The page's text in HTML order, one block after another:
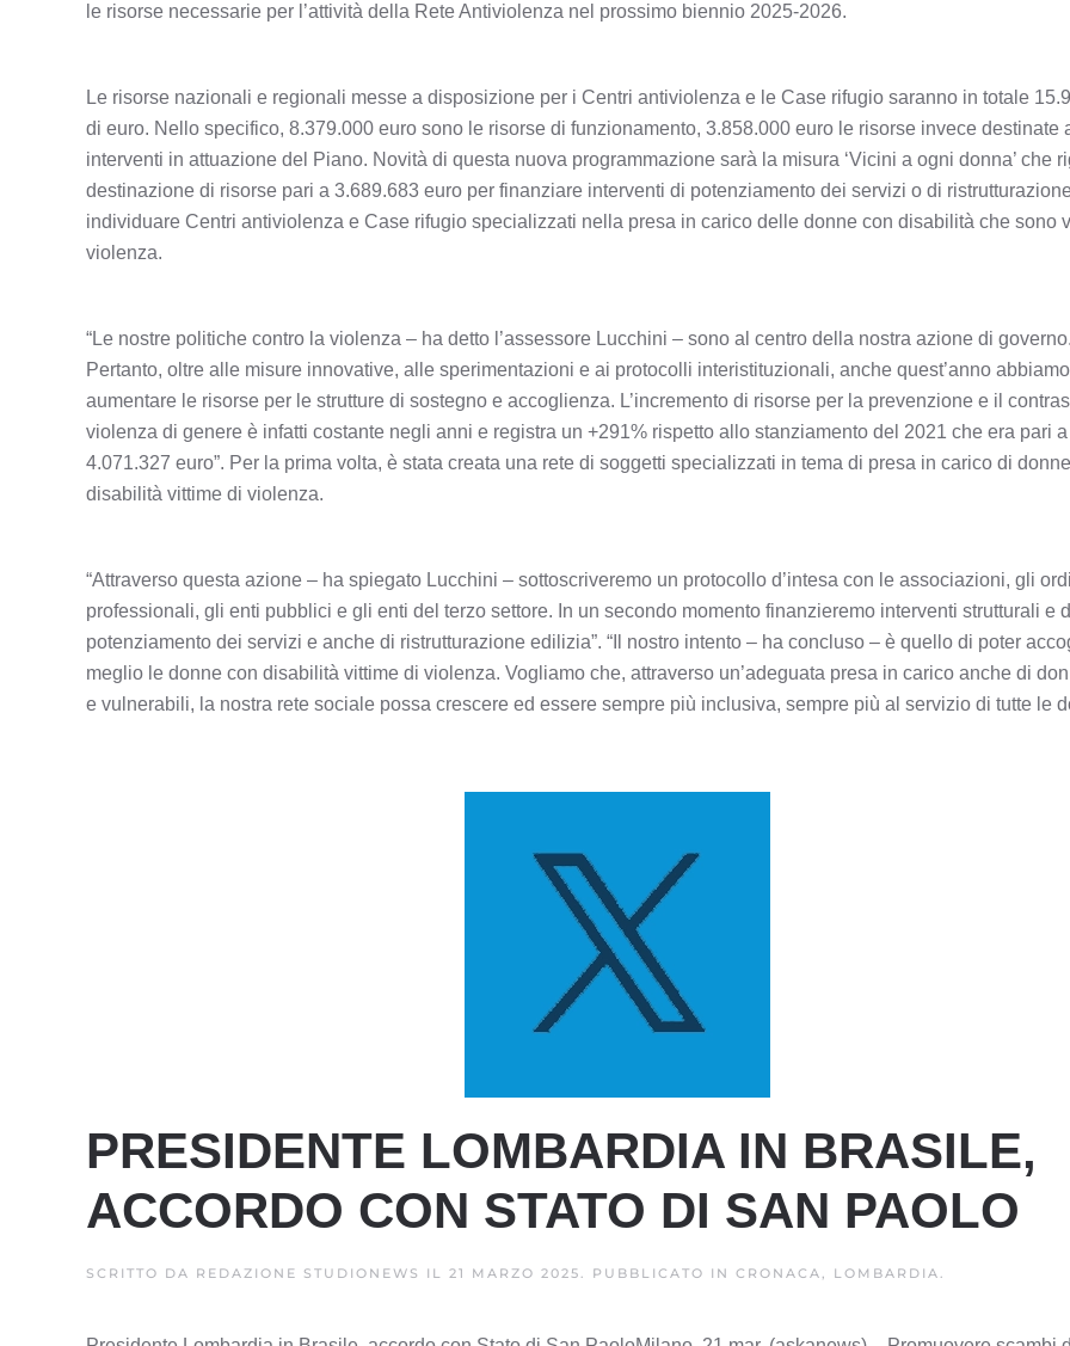
le risorse necessarie per l’attività della Rete Antiviolenza nel prossimo biennio 2025-2026.
Le risorse nazionali e regionali messe a disposizione per i Centri antiviolenza e le Case rifugio saranno in totale
di euro. Nello specifico, 8.379.000 euro sono le risorse di funzionamento, 3.858.000 euro le risorse invece destinate
interventi in attuazione del Piano. Novità di questa nuova programmazione sarà la misura ‘Vicini a ogni donna’ che
destinazione di risorse pari a 3.689.683 euro per finanziare interventi di potenziamento dei servizi o di
individuare Centri antiviolenza e Case rifugio specializzati nella presa in carico delle donne con disabilità che sono
violenza.
“Le nostre politiche contro la violenza – ha detto l’assessore Lucchini – sono al centro della nostra azione di
Pertanto, oltre alle misure innovative, alle sperimentazioni e ai protocolli interistituzionali, anche quest’anno
aumentare le risorse per le strutture di sostegno e accoglienza. L’incremento di risorse per la prevenzione e il
violenza di genere è infatti costante negli anni e registra un +291% rispetto allo stanziamento del 2021 che era pari a
4.071.327 euro”. Per la prima volta, è stata creata una rete di soggetti specializzati in tema di presa in carico di
disabilità vittime di violenza.
“Attraverso questa azione – ha spiegato Lucchini – sottoscriveremo un protocollo d’intesa con le associazioni, gli
professionali, gli enti pubblici e gli enti del terzo settore. In un secondo momento finanzieremo interventi strutturali e
potenziamento dei servizi e anche di ristrutturazione edilizia”. “Il nostro intento – ha concluso – è quello di poter
meglio le donne con disabilità vittime di violenza. Vogliamo che, attraverso un’adeguata presa in carico anche di
e vulnerabili, la nostra rete sociale possa crescere ed essere sempre più inclusiva, sempre più al servizio di tutte le
PRESIDENTE LOMBARDIA IN BRASILE,
ACCORDO CON STATO DI SAN PAOLO
SCRITTO DA REDAZIONE STUDIONEWS IL 21 MARZO 2025. PUBBLICATO IN CRONACA, LOMBARDIA.